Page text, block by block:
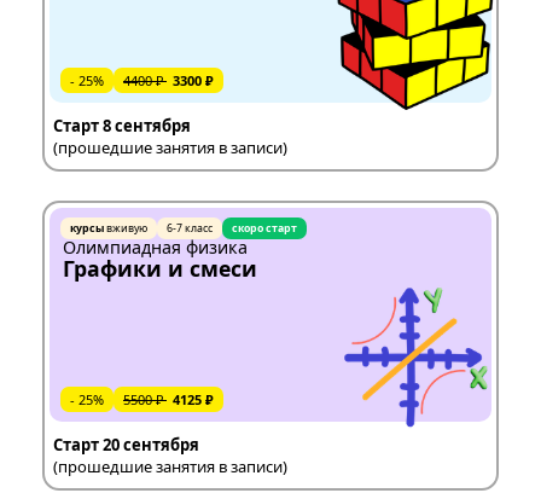
- 25% 4400 ₽ 3300 ₽
Старт 8 сентября
(прошедшие занятия в записи)
курсывживую 6-7 класс скоро старт
Олимпиадная физика
Графики и смеси
- 25% 5500 ₽ 4125 ₽
Старт 20 сентября
(прошедшие занятия в записи)